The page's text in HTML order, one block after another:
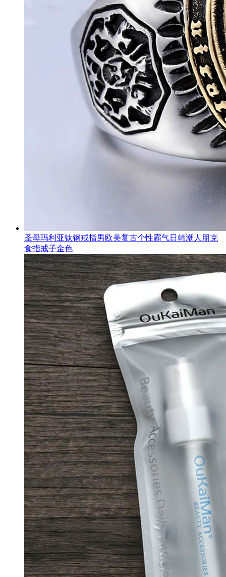
圣母玛利亚钛钢戒指男欧美复古个性霸气日韩潮人朋克
食指戒子金色